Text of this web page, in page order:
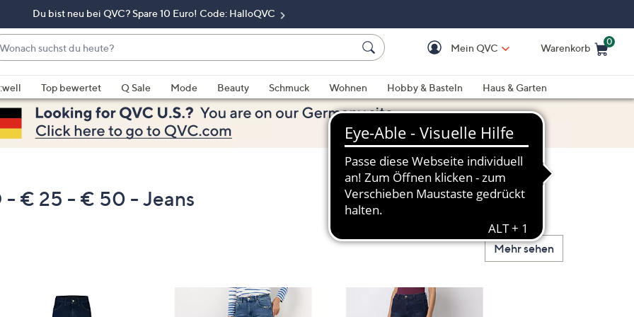
Du bist neu bei QVC? Spare 10 Euro! Code: HalloQVC
Mein QVC Warenkorb
0
Top bewertet Q Sale Mode Beauty Schmuck Wohnen Hobby & Basteln
Haus & Garten
- € 25 - € 50 - Jeans
Mehr sehen